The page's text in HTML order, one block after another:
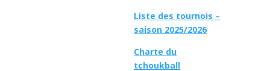
Liste des tournois –
saison 2025/2026
Charte du
tchoukball